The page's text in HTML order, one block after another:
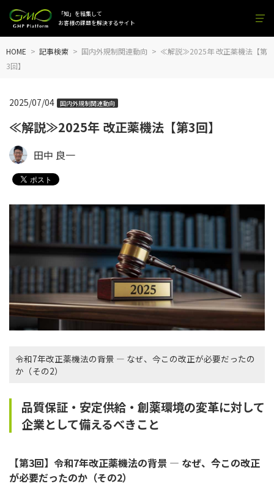
「知」を結集して
お客様の課題を解決するサイト
HOME 記事検索 国内外規制関連動向
≪解説≫2025年 改正薬機法【第
3回】
≪解説≫2025年 改正薬機法【第3回】
2025/07/04 国内外規制関連動向
田中 良一
令和7年改正薬機法の背景 ― なぜ、今この改正が必要だったの
か（その2）
品質保証・安定供給・創薬環境の変革に対して
企業として備えるべきこと
【第3回】令和7年改正薬機法の背景 ― なぜ、今この改正
が必要だったのか（その2）